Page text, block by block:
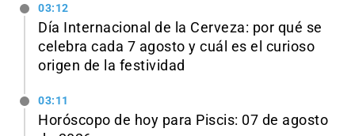
03:12
Día Internacional de la Cerveza: por qué se
celebra cada 7 agosto y cuál es el curioso
origen de la festividad
03:11
Horóscopo de hoy para Piscis: 07 de agosto